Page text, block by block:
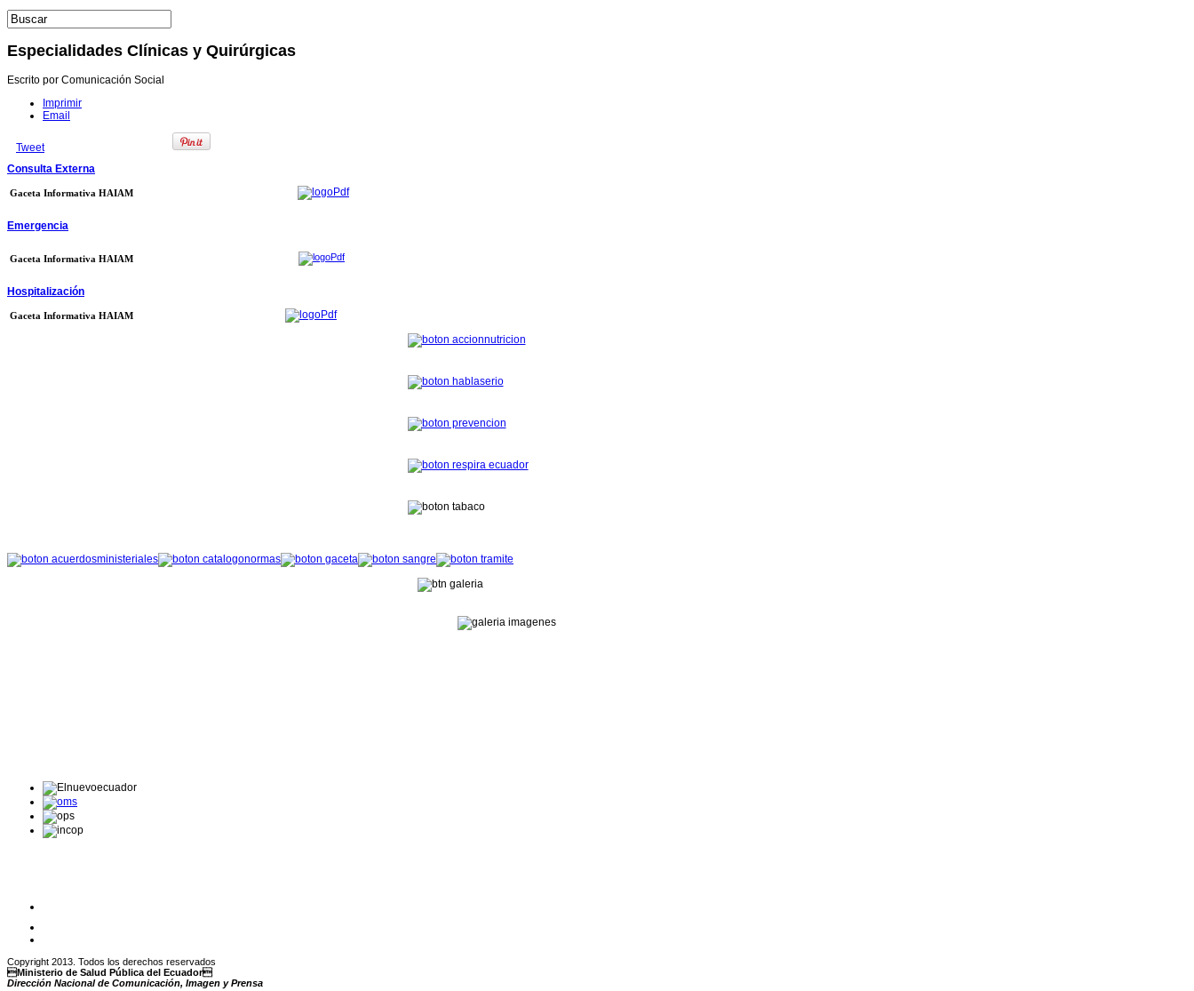
Especialidades Clínicas y Quirúrgicas
Escrito por Comunicación Social
Imprimir
Email
Tweet
Consulta Externa
Gaceta Informativa HAIAM
Emergencia
Gaceta Informativa HAIAM
Hospitalización
Gaceta Informativa HAIAM
Copyright 2013. Todos los derechos reservados
Ministerio de Salud Pública del Ecuador
Dirección Nacional de Comunicación, Imagen y Prensa